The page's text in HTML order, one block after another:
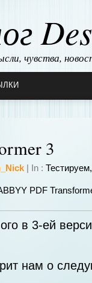
чувства,
3
| In :
PDF
в 3-ей
нам о